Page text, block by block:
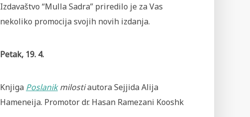
Izdavaštvo “Mulla Sadra” priredilo je za Vas
nekoliko promocija svojih novih izdanja.
Petak, 19. 4.
Knjiga Poslanikmilostiautora Sejjida Alija
Hameneija. Promotor dr. Hasan Ramezani Kooshk